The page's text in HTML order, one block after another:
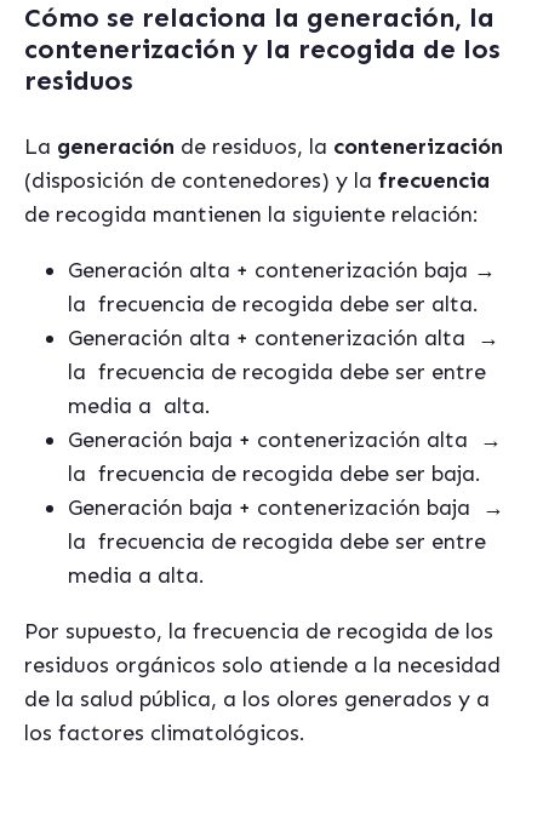
Cómo se relaciona la generación, la
contenerización y la recogida de los
residuos
La generación de residuos, la contenerización
(disposición de contenedores) y la frecuencia
de recogida mantienen la siguiente relación:
Generación alta + contenerización baja →
la frecuencia de recogida debe ser alta.
Generación alta + contenerización alta
→
la frecuencia de recogida debe ser entre
media a alta.
Generación baja + contenerización alta
→
la frecuencia de recogida debe ser baja.
Generación baja + contenerización baja
→
la frecuencia de recogida debe ser entre
media a alta.
Por supuesto, la frecuencia de recogida de los
residuos orgánicos solo atiende a la necesidad
de la salud pública, a los olores generados y a
los factores climatológicos.